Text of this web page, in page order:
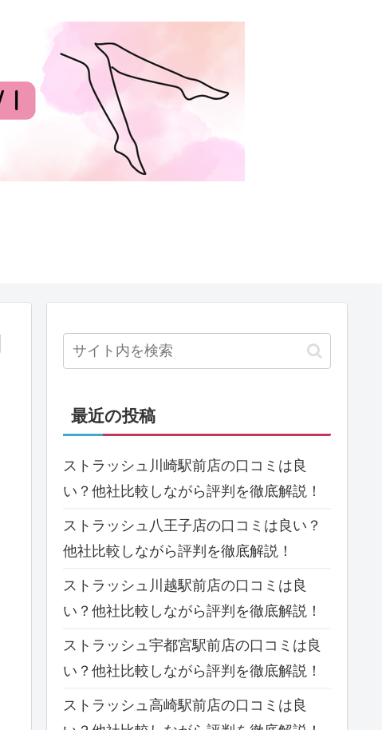
最近の投稿
ストラッシュ川崎駅前店の口コミは良
い？他社比較しながら評判を徹底解説！
ストラッシュ八王子店の口コミは良い？
他社比較しながら評判を徹底解説！
ストラッシュ川越駅前店の口コミは良
い？他社比較しながら評判を徹底解説！
ストラッシュ宇都宮駅前店の口コミは良
い？他社比較しながら評判を徹底解説！
ストラッシュ高崎駅前店の口コミは良